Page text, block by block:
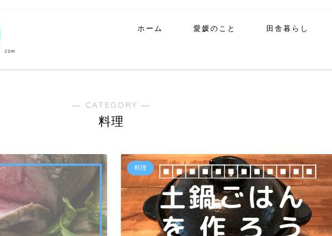
ホーム 愛媛のこと 田舎暮らし
― CATEGORY ―
料理
料理